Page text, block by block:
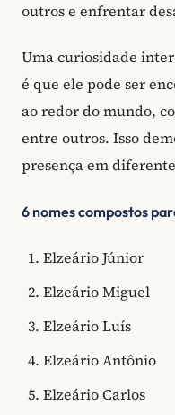
outros e enfrentar
Uma curiosidade
é que ele pode ser
ao redor do mundo,
entre outros. Isso
presença em
6 nomes compostos
Elzeário Júnior
Elzeário Miguel
Elzeário Luís
Elzeário Antônio
Elzeário Carlos